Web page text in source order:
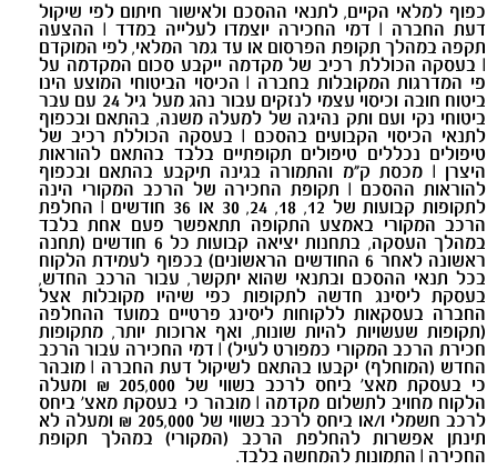
כפוף למלאי הקיים, לתנאי ההסכם ולאישור חיתום לפי שיקול
דעת החברה | דמי החכירה יוצמדו לעלייה במדד | ההצעה
תקפה במהלך תקופת הפרסום או עד גמר המלאי, לפי המוקדם
| בעסקה הכוללת רכיב של מקדמה ייקבע סכום המקדמה על
פי המדרגות המקובלות בחברה | הכיסוי הביטוחי המוצע הינו
ביטוח חובה וכיסוי עצמי לנזקים עבור נהג מעל גיל 24 עם עבר
ביטוחי נקי ועם ותק נהיגה של למעלה משנה, בהתאם ובכפוף
לתנאי הכיסוי הקבועים בהסכם | בעסקה הכוללת רכיב של
טיפולים נכללים טיפולים תקופתיים בלבד בהתאם להוראות
היצרן | מכסת ק"מ והתמורה בגינה תיקבע בהתאם ובכפוף
להוראות ההסכם | תקופת החכירה של הרכב המקורי הינה
לתקופות קבועות של 12, 18, 24, 30 או 36 חודשים | החלפת
הרכב המקורי באמצע התקופה תתאפשר פעם אחת בלבד
במהלך העסקה, בתחנות יציאה קבועות כל 6 חודשים (תחנה
ראשונה לאחר 6 החודשים הראשונים) בכפוף לעמידת הלקוח
בכל תנאי ההסכם ובתנאי שהוא יתקשר, עבור הרכב החדש,
בעסקת ליסינג חדשה לתקופות כפי שיהיו מקובלות אצל
החברה בעסקאות ללקוחות ליסינג פרטיים במועד ההחלפה
(תקופות שעשויות להיות שונות, ואף ארוכות יותר, מתקופות
חכירת הרכב המקורי כמפורט לעיל) | דמי החכירה עבור הרכב
החדש (המוחלף) יקבעו בהתאם לשיקול דעת החברה | מובהר
כי בעסקת מאצ' ביחס לרכב בשווי של 205,000 ₪ ומעלה
הלקוח מחויב לתשלום מקדמה | מובהר כי בעסקת מאצ' ביחס
לרכב חשמלי ו/או ביחס לרכב בשווי של 205,000 ₪ ומעלה לא
תינתן אפשרות להחלפת הרכב (המקורי) במהלך תקופת
החכירה | התמונות להמחשה בלבד.